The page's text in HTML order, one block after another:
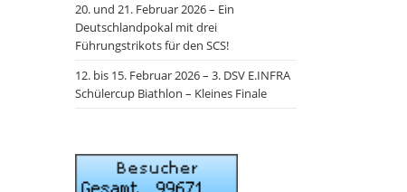
20. und 21. Februar 2026 – Ein
Deutschlandpokal mit drei
Führungstrikots für den SCS!
12. bis 15. Februar 2026 – 3. DSV E.INFRA
Schülercup Biathlon – Kleines Finale